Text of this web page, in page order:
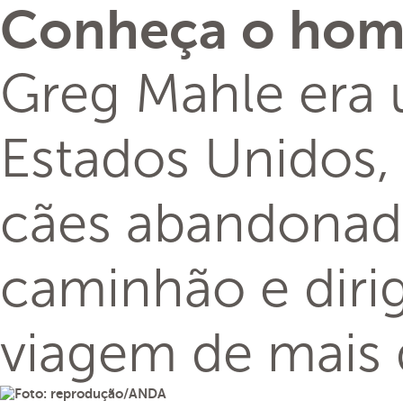
Conheça o
Greg Mahle
Estados
cães
caminhão e
viagem de